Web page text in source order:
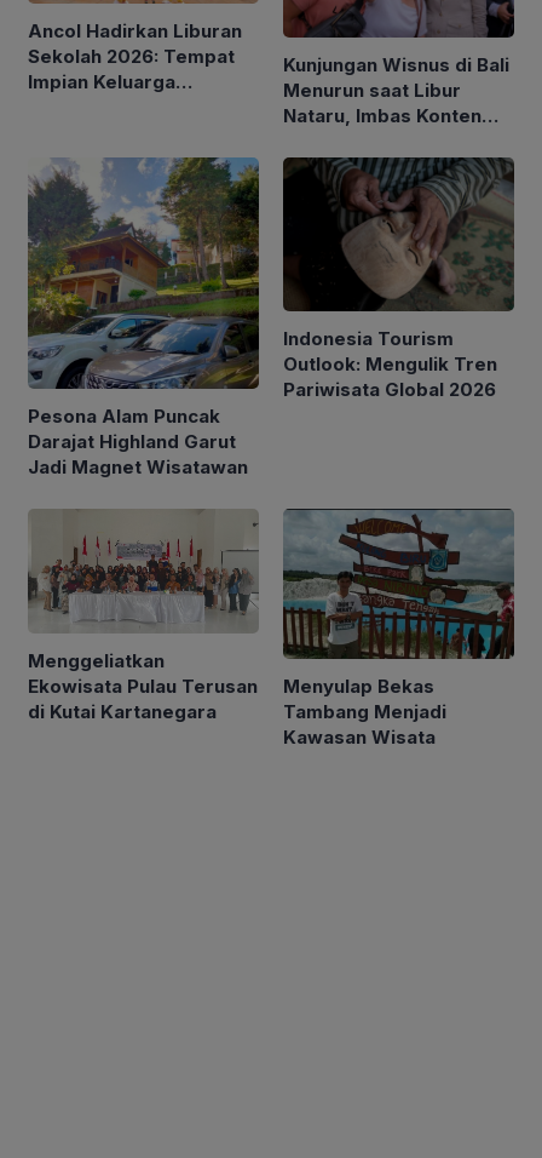
Ancol Hadirkan Liburan
Sekolah 2026: Tempat
Impian Keluarga
Kunjungan Wisnus di Bali
Menurun saat Libur
Nataru, Imbas Konten
Pesona Alam Puncak
Darajat Highland Garut
Jadi Magnet Wisatawan
Indonesia Tourism
Outlook: Mengulik Tren
Pariwisata Global 2026
Menggeliatkan
Ekowisata Pulau Terusan
di Kutai Kartanegara
Menyulap Bekas
Tambang Menjadi
Kawasan Wisata